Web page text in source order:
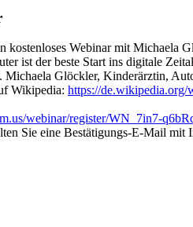
kostenloses Webinar mit Michaela
ist der beste Start ins digitale
Michaela Glöckler, Kinderärztin,
Wikipedia: https://
webinar/register/WN_7in7-
Sie eine Bestätigungs-E-Mail